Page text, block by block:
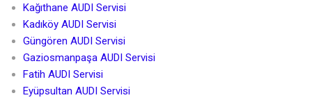
Kağıthane AUDI Servisi
Kadıköy AUDI Servisi
Güngören AUDI Servisi
Gaziosmanpaşa AUDI Servisi
Fatih AUDI Servisi
Eyüpsultan AUDI Servisi